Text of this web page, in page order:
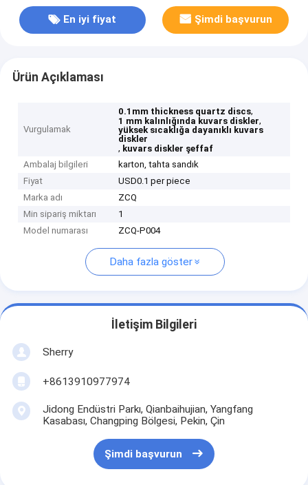
En iyi fiyat Şimdi başvurun
Ürün Açıklaması
Vurgulamak
0.1mm thickness quartz discs,
1 mm kalınlığında kuvars diskler,
yüksek sıcaklığa dayanıklı kuvars
diskler
, kuvars diskler şeffaf
Ambalaj bilgileri
karton, tahta sandık
Fiyat
USD0.1 per piece
Marka adı
ZCQ
Min sipariş miktarı
1
Model numarası
ZCQ-P004
Daha fazla göster
İletişim Bilgileri
Sherry
+8613910977974
Jidong Endüstri Parkı, Qianbaihujian, Yangfang
Kasabası, Changping Bölgesi, Pekin, Çin
Şimdi başvurun